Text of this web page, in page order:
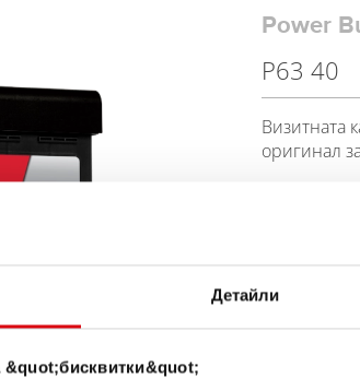
Детайли
&quot;бисквитки&quot;
Power
P63 40
Визитната
оригинал
Купете този